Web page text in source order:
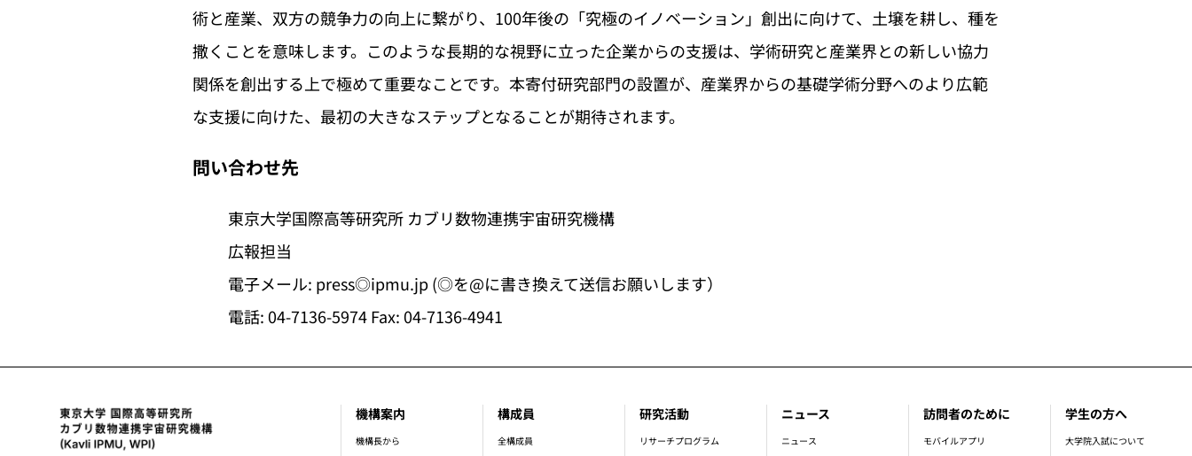
術と産業、双方の競争力の向上に繋がり、100年後の「究極のイノベーション」創出に向けて、土壌を耕し、種を
撒くことを意味します。このような長期的な視野に立った企業からの支援は、学術研究と産業界との新しい協力
関係を創出する上で極めて重要なことです。本寄付研究部門の設置が、産業界からの基礎学術分野へのより広範
な支援に向けた、最初の大きなステップとなることが期待されます。
問い合わせ先
東京大学国際高等研究所 カブリ数物連携宇宙研究機構
広報担当
電子メール: press◎ipmu.jp (◎を@に書き換えて送信お願いします）
電話: 04-7136-5974 Fax: 04-7136-4941
footer_main_menu
機構案内
機構長から
構成員
全構成員
研究活動
リサーチプログラム
ニュース
ニュース
訪問者のために
モバイルアプリ
学生の方へ
大学院入試について